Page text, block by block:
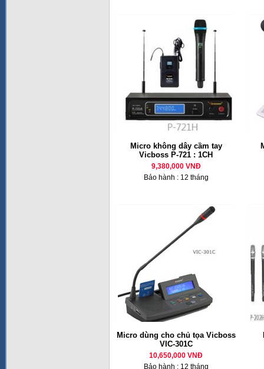
Micro không dây cầm tay
Vicboss P-721 : 1CH
9,380,000 VNĐ
Bảo hành : 12 tháng
Micro dùng cho chủ tọa Vicboss
VIC-301C
10,650,000 VNĐ
Bảo hành : 12 tháng